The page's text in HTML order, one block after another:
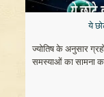
ये
ज्योतिष के अनुसार
समस्याओं का सामना